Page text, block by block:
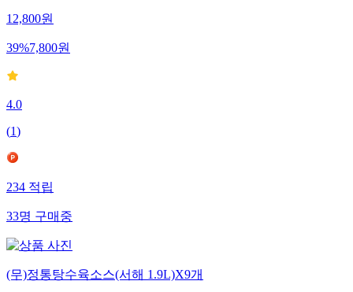
12,800원
39%7,800원
4.0
(1)
234적립
33명구매중
(무)정통탕수육소스(서해 1.9L)X9개